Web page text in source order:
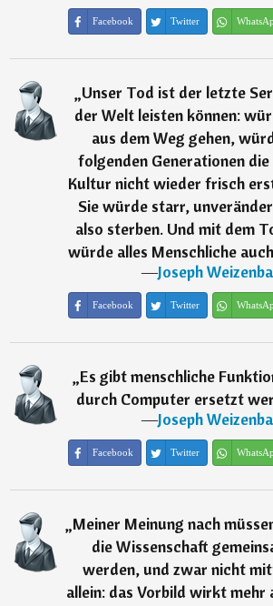
Facebook Twitter
„Unser Tod ist der letzte
der Welt leisten können:
aus dem Weg gehen,
folgenden Generationen
Kultur nicht wieder frisch
Sie würde starr,
also sterben. Und mit dem
würde alles Menschliche
―Joseph
Facebook Twitter
„Es gibt menschliche
durch Computer ersetzt
―Joseph
Facebook Twitter
„Meiner Meinung nach
die Wissenschaft
werden, und zwar nicht
allein: das Vorbild wirkt mehr